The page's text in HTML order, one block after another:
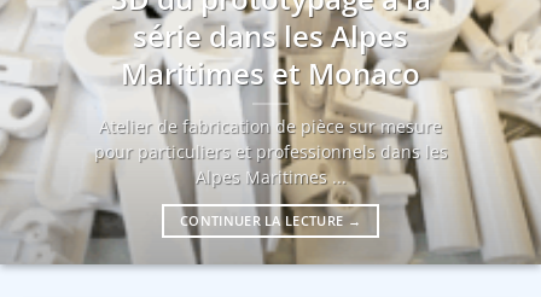
série dans les Alpes
Maritimes et Monaco
Atelier de fabrication de pièce sur mesure
pour particuliers et professionnels dans les
Alpes Maritimes ...
CONTINUER LA LECTURE →